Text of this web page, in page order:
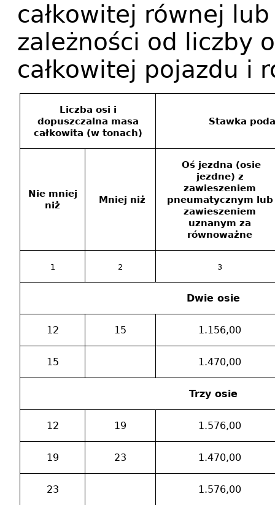
całkowitej równej
zależności od liczby
całkowitej pojazdu i
Liczba osi i
dopuszczalna masa
całkowita (w tonach)
Stawka
Nie mniej
niż
Mniej niż
Oś jezdna (osie
jezdne) z
zawieszeniem
pneumatycznym lub
zawieszeniem
uznanym za
równoważne
1 2 3
Dwie osie
12 15 1.156,00
15 1.470,00
Trzy osie
12 19 1.576,00
19 23 1.470,00
23 1.576,00